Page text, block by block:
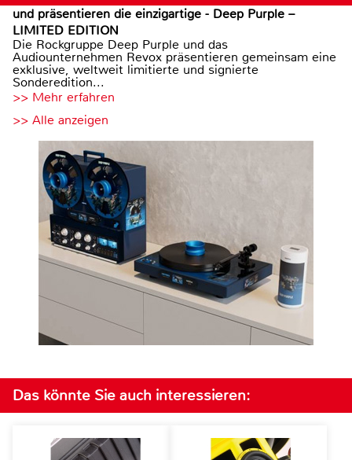
und präsentieren die einzigartige - Deep Purple –
LIMITED EDITION
Die Rockgruppe Deep Purple und das
Audiounternehmen Revox präsentieren gemeinsam eine
exklusive, weltweit limitierte und signierte
Sonderedition...
>> Mehr erfahren
>> Alle anzeigen
Das könnte Sie auch interessieren: